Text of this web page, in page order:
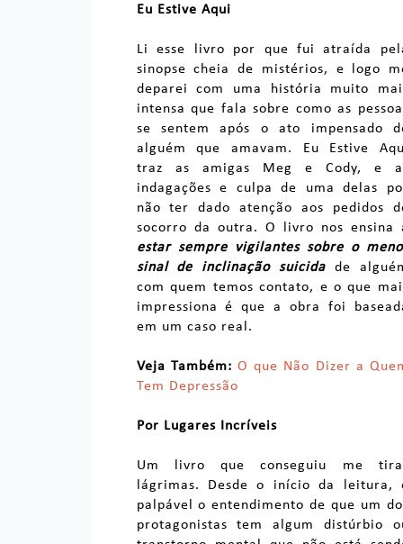
Eu Estive Aqui
Li esse livro por que fui atraída
sinopse cheia de mistérios, e logo
deparei com uma história muito
intensa que fala sobre como as
se sentem após o ato impensado
alguém que amavam. Eu Estive
traz as amigas Meg e Cody, e
indagações e culpa de uma delas
não ter dado atenção aos pedidos
socorro da outra. O livro nos ensina
estar sempre vigilantes sobre o
sinal de inclinação suicida de
com quem temos contato, e o que
impressiona é que a obra foi
em um caso real.
Veja Também: O que Não Dizer a
Tem Depressão
Por Lugares Incríveis
Um livro que conseguiu me
lágrimas. Desde o início da leitura,
palpável o entendimento de que um
protagonistas tem algum distúrbio